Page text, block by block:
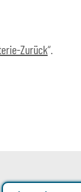
Zurück“.